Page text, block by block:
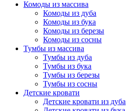
Комоды из массива
Комоды из дуба
Комоды из бука
Комоды из березы
Комоды из сосны
Тумбы из массива
Тумбы из дуба
Тумбы из бука
Тумбы из березы
Тумбы из сосны
Детские кровати
Детские кровати из дуба